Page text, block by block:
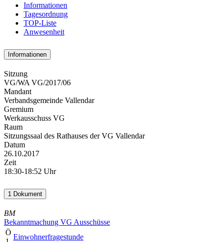
Informationen
Tagesordnung
TOP-Liste
Anwesenheit
Informationen
Sitzung
VG/WA VG/2017/06
Mandant
Verbandsgemeinde Vallendar
Gremium
Werkausschuss VG
Raum
Sitzungssaal des Rathauses der VG Vallendar
Datum
26.10.2017
Zeit
18:30-18:52 Uhr
1 Dokument
BM
Bekanntmachung VG Ausschüsse
Ö
Einwohnerfragestunde